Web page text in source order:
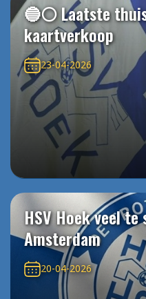
🔵⚪️ Laatste
kaartverkoop
23-04-2026
HSV Hoek veel
Amsterdam
20-04-2026